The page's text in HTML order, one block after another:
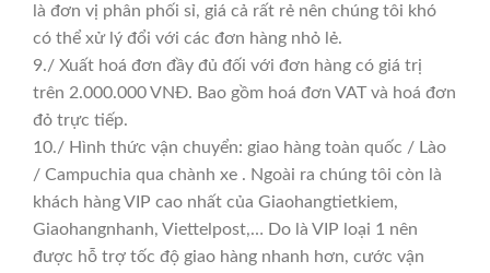
là đơn vị phân phối sỉ, giá cả rất rẻ nên chúng tôi khó
có thể xử lý đổi với các đơn hàng nhỏ lẻ.
9./ Xuất hoá đơn đầy đủ đối với đơn hàng có giá trị
trên 2.000.000 VNĐ. Bao gồm hoá đơn VAT và hoá đơn
đỏ trực tiếp.
10./ Hình thức vận chuyển: giao hàng toàn quốc / Lào
/ Campuchia qua chành xe . Ngoài ra chúng tôi còn là
khách hàng VIP cao nhất của Giaohangtietkiem,
Giaohangnhanh, Viettelpost,… Do là VIP loại 1 nên
được hỗ trợ tốc độ giao hàng nhanh hơn, cước vận